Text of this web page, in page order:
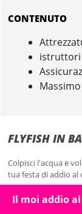
CONTENUTO
istruttori
FLYFISH IN
Colpisci l'acqua e
tua festa di addio al
Splendida acqua
Il moi addio